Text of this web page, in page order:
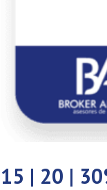
15 | 20 |